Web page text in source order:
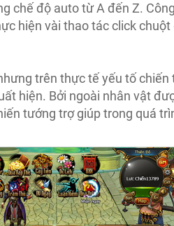
chế độ auto từ A đến Z.
hiện vài thao tác click
trên thực tế yếu tố chiến
hiện. Bởi ngoài nhân vật
tướng trợ giúp trong quá